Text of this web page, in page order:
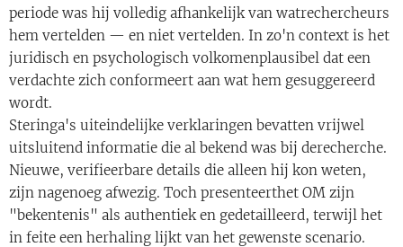
periode was hij volledig afhankelijk van watrechercheurs
hem vertelden — en niet vertelden. In zo'n context is het
juridisch en psychologisch volkomenplausibel dat een
verdachte zich conformeert aan wat hem gesuggereerd
wordt.
Steringa's uiteindelijke verklaringen bevatten vrijwel
uitsluitend informatie die al bekend was bij derecherche.
Nieuwe, verifieerbare details die alleen hij kon weten,
zijn nagenoeg afwezig. Toch presenteerthet OM zijn
"bekentenis" als authentiek en gedetailleerd, terwijl het
in feite een herhaling lijkt van het gewenste scenario.